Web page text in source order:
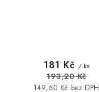
149,60 Kč bez DPH
181 Kč / ks
193,20 Kč